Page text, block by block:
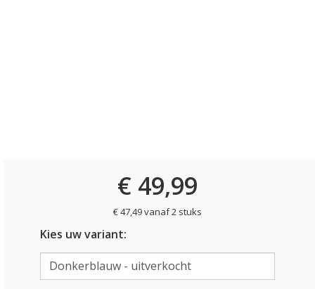
€ 49,99
€ 47,49 vanaf 2 stuks
Kies uw variant: